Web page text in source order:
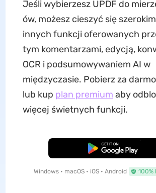
Jeśli wybierzesz UPDF do
ów, możesz cieszyć się
innych funkcji oferowanych
tym komentarzami, edycją,
OCR i podsumowywaniem AI w
międzyczasie. Pobierz za
lub kup plan premium aby
więcej świetnych funkcji.
Pobierz za darmo
Windows • macOS • iOS • Android 100%